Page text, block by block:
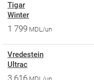
Tigar
Winter
1 799 MDL/un
Vredestein
Ultrac